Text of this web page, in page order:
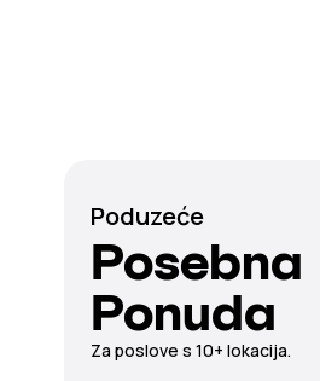
Poduzeće
Posebna
Ponuda
Za poslove s 10+ lokacija.